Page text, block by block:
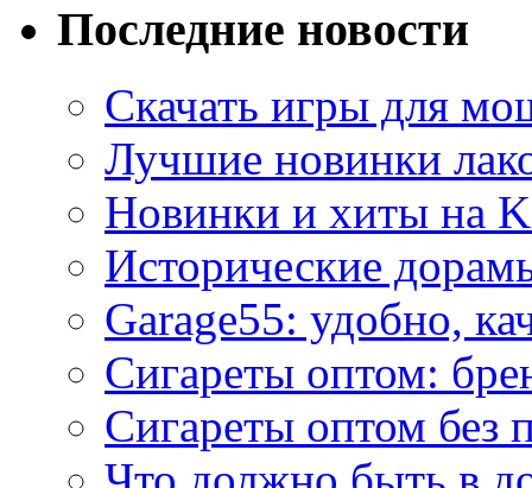
Последние новости
Скачать игры для
Лучшие новинки
Новинки и хиты на
Исторические
Garage55: удобно,
Сигареты оптом:
Сигареты оптом без